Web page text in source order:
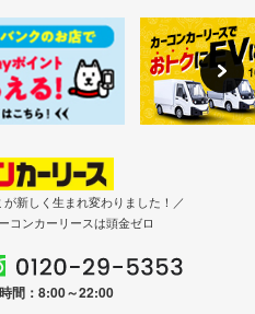
新しく生まれ変わりました！／
コンカーリースは頭金ゼロ
間：8:00～22:00